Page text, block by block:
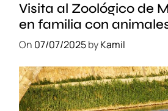
Visita al Zoológico de
en familia con
On 07/07/2025byKamil